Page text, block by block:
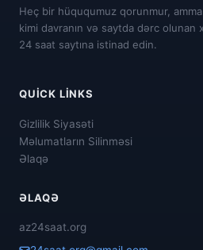
Heç bir hüququmuz qorunmur,
kimi davranın və saytda dərc olunan
24 saat saytına istinad edin.
QUICK LINKS
Gizlilik Siyasəti
Məlumatların Silinməsi
Əlaqə
ƏLAQƏ
az24saat.org